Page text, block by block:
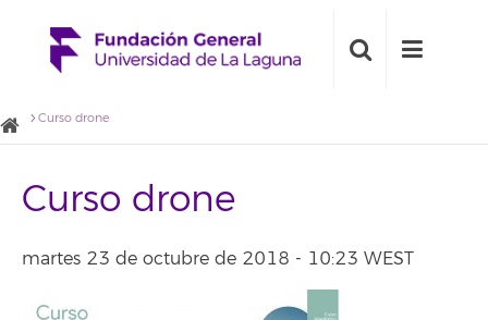
Curso drone
Curso drone
martes 23 de octubre de 2018 - 10:23 WEST